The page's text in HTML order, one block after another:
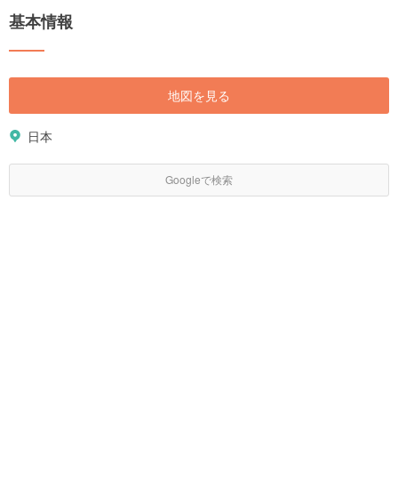
基本情報
地図を見る
日本
Googleで検索